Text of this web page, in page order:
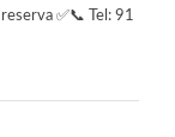
✅📞 Tel: 91